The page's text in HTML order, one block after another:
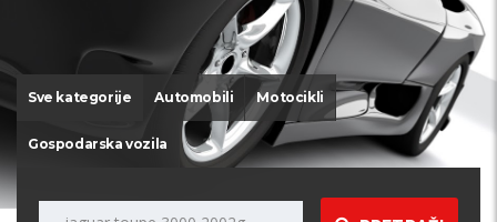
Sve kategorije Automobili Motocikli
Gospodarska vozila